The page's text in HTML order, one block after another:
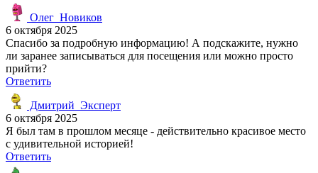
Олег_Новиков
6 октября 2025
Спасибо за подробную информацию! А подскажите, нужно
ли заранее записываться для посещения или можно просто
прийти?
Ответить
Дмитрий_Эксперт
6 октября 2025
Я был там в прошлом месяце - действительно красивое место
с удивительной историей!
Ответить